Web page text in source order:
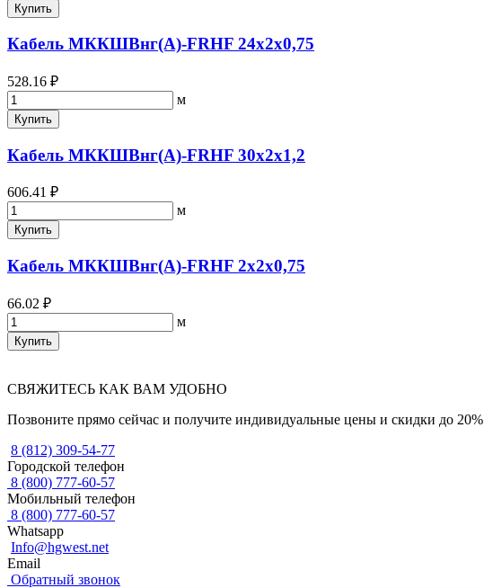
Купить
Кабель МККШВнг(А)-FRHF 24х2х0,75
528.16 ₽
м
Купить
Кабель МККШВнг(А)-FRHF 30х2х1,2
606.41 ₽
м
Купить
Кабель МККШВнг(А)-FRHF 2х2х0,75
66.02 ₽
м
Купить
СВЯЖИТЕСЬ КАК ВАМ УДОБНО
Позвоните прямо сейчас и получите индивидуальные цены и скидки до 20%
8 (812) 309-54-77
Городской телефон
8 (800) 777-60-57
Мобильный телефон
8 (800) 777-60-57
Whatsapp
Info@hgwest.net
Email
Обратный звонок